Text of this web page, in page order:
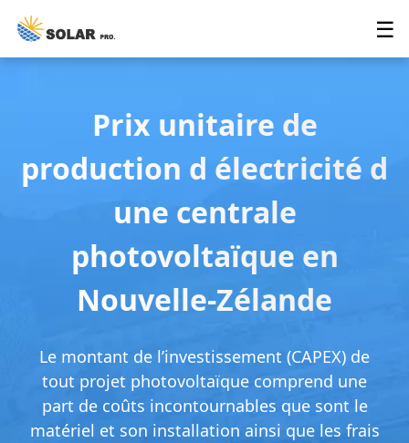
☰
Prix unitaire de
production d électricité d
une centrale
photovoltaïque en
Nouvelle-Zélande
Le montant de l’investissement (CAPEX) de
tout projet photovoltaïque comprend une
part de coûts incontournables que sont le
matériel et son installation ainsi que les frais